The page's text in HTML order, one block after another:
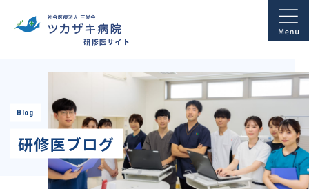
Blog
研修医ブログ